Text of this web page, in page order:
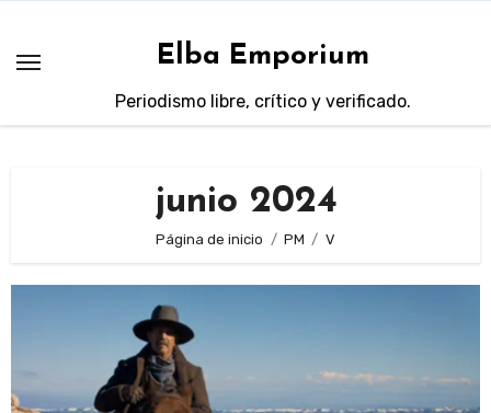
contenido
Elba Emporium
Periodismo libre, crítico y verificado.
junio 2024
Página de inicio PM V